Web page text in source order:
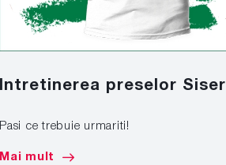
Intretinerea preselor Siser
Pasi ce trebuie urmariti!
Mai mult